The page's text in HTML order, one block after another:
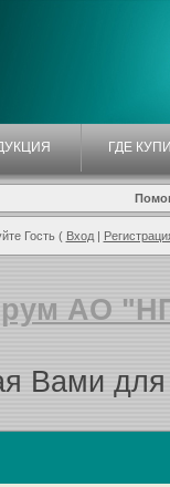
ГДЕ
Гость ( Вход|
АО
Вами